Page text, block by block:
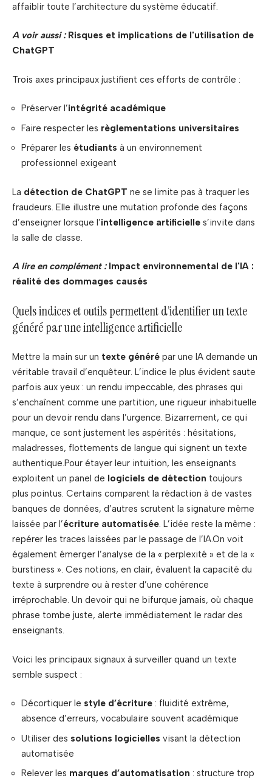
affaiblir toute l’architecture du système éducatif.
A voir aussi : Risques et implications de l'utilisation de
ChatGPT
Trois axes principaux justifient ces efforts de contrôle :
Préserver l’intégrité académique
Faire respecter les règlementations universitaires
Préparer les étudiants à un environnement
professionnel exigeant
La détection de ChatGPT ne se limite pas à traquer les
fraudeurs. Elle illustre une mutation profonde des façons
d’enseigner lorsque l’intelligence artificielle s’invite dans
la salle de classe.
A lire en complément : Impact environnemental de l'IA :
réalité des dommages causés
Quels indices et outils permettent d’identifier un texte
généré par une intelligence artificielle
Mettre la main sur un texte généré par une IA demande un
véritable travail d’enquêteur. L’indice le plus évident saute
parfois aux yeux : un rendu impeccable, des phrases qui
s’enchaînent comme une partition, une rigueur inhabituelle
pour un devoir rendu dans l’urgence. Bizarrement, ce qui
manque, ce sont justement les aspérités : hésitations,
maladresses, flottements de langue qui signent un texte
authentique.Pour étayer leur intuition, les enseignants
exploitent un panel de logiciels de détection toujours
plus pointus. Certains comparent la rédaction à de vastes
banques de données, d’autres scrutent la signature même
laissée par l’écriture automatisée. L’idée reste la même :
repérer les traces laissées par le passage de l’IA.On voit
également émerger l’analyse de la « perplexité » et de la «
burstiness ». Ces notions, en clair, évaluent la capacité du
texte à surprendre ou à rester d’une cohérence
irréprochable. Un devoir qui ne bifurque jamais, où chaque
phrase tombe juste, alerte immédiatement le radar des
enseignants.
Voici les principaux signaux à surveiller quand un texte
semble suspect :
Décortiquer le style d’écriture : fluidité extrême,
absence d’erreurs, vocabulaire souvent académique
Utiliser des solutions logicielles visant la détection
automatisée
Relever les marques d’automatisation : structure trop